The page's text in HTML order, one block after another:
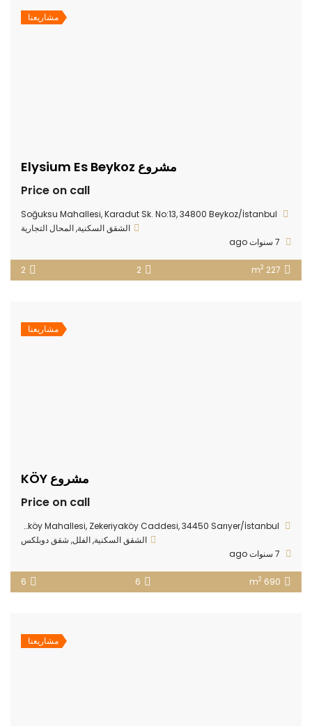
مشاريعنا
مشروع Elysium Es Beykoz
Price on call
Soğuksu Mahallesi, Karadut Sk. No:13, 34800 Beykoz/İstanbul
الشقق السكنية,المحال التجارية
227 m
2
2
2
مشاريعنا
مشروع KÖY
Price on call
Zekeriyaköy Mahallesi, Zekeriyaköy Caddesi, 34450 Sarıyer/İstanbul
الشقق السكنية,الفلل, شقق دوبلكس
690 m
2
6
6
مشاريعنا